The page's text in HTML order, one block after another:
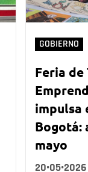
GOBIERNO
Feria de
impulsa
Bogotá:
mayo
20•05•2026